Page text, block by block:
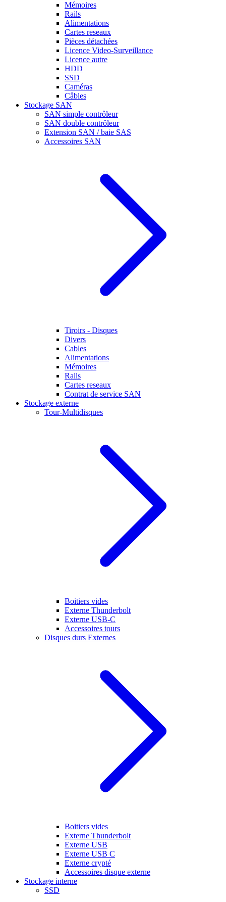
Mémoires
Rails
Alimentations
Cartes reseaux
Pièces détachées
Licence Video-Surveillance
Licence autre
HDD
SSD
Caméras
Câbles
Stockage SAN
SAN simple contrôleur
SAN double contrôleur
Extension SAN / baie SAS
Accessoires SAN
Tiroirs - Disques
Divers
Cables
Alimentations
Mémoires
Rails
Cartes reseaux
Contrat de service SAN
Stockage externe
Tour-Multidisques
Boitiers vides
Externe Thunderbolt
Externe USB-C
Accessoires tours
Disques durs Externes
Boitiers vides
Externe Thunderbolt
Externe USB
Externe USB C
Externe crypté
Accessoires disque externe
Stockage interne
SSD